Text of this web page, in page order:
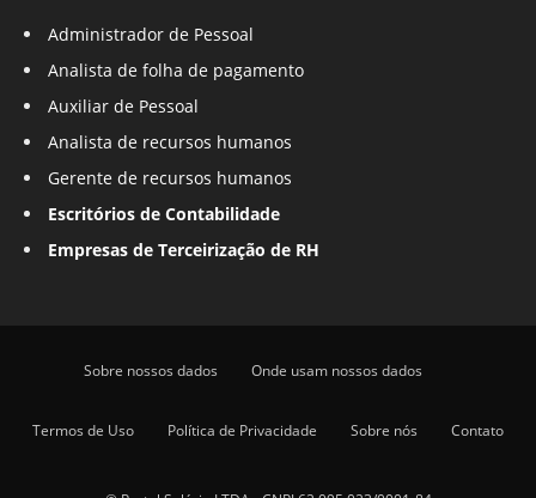
Administrador de Pessoal
Analista de folha de pagamento
Auxiliar de Pessoal
Analista de recursos humanos
Gerente de recursos humanos
Escritórios de Contabilidade
Empresas de Terceirização de RH
Sobre nossos dados Onde usam nossos dados
Termos de Uso Política de Privacidade Sobre nós Contato